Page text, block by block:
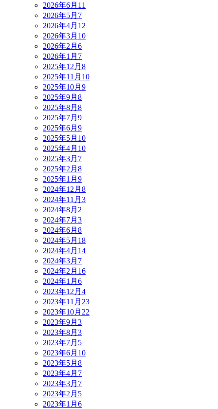
2026年6月 11
2026年5月 7
2026年4月 12
2026年3月 10
2026年2月 6
2026年1月 7
2025年12月 8
2025年11月 10
2025年10月 9
2025年9月 8
2025年8月 8
2025年7月 9
2025年6月 9
2025年5月 10
2025年4月 10
2025年3月 7
2025年2月 8
2025年1月 9
2024年12月 8
2024年11月 3
2024年8月 2
2024年7月 3
2024年6月 8
2024年5月 18
2024年4月 14
2024年3月 7
2024年2月 16
2024年1月 6
2023年12月 4
2023年11月 23
2023年10月 22
2023年9月 3
2023年8月 3
2023年7月 5
2023年6月 10
2023年5月 8
2023年4月 7
2023年3月 7
2023年2月 5
2023年1月 6